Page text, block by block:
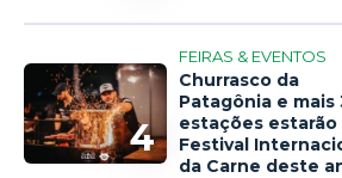
4
FEIRAS & EVENTOS
Churrasco da
Patagônia e mais
estações estarão
Festival
da Carne deste